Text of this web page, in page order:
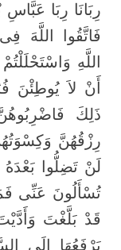
رِبَانَا رِبَا
فَاتَّقُوا اللَّهَ
اللَّهِ
أَنْ لاَ يُوطِئْنَ
ذَلِكَ
رِزْقُهُنَّ
لَنْ تَضِلُّوا
تُسْأَلُونَ عَنِّى
قَدْ بَلَّغْتَ
يَرْفَعُهَا إِلَى